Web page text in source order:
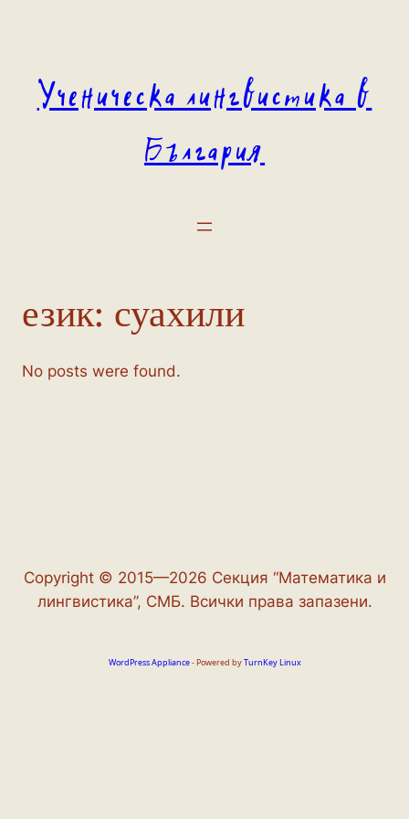
Ученическа лингвистика в
България
език: суахили
No posts were found.
Copyright © 2015—2026 Секция “Математика и
лингвистика”, СМБ. Всички права запазени.
WordPress Appliance- Powered byTurnKey Linux